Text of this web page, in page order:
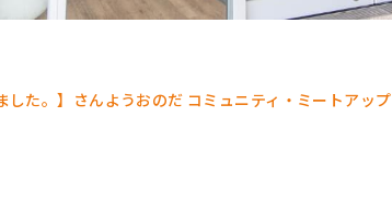
した。】さんようおのだ コミュニティ・ミートアップ